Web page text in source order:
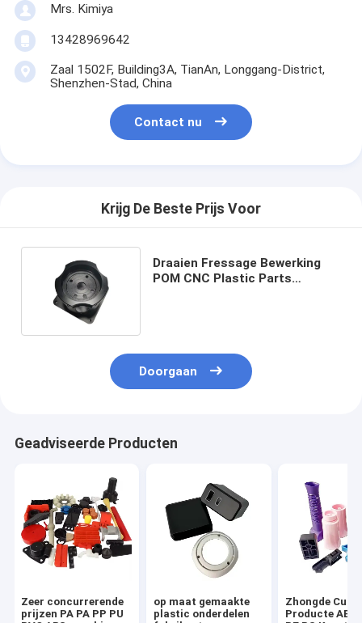
Mrs. Kimiya
13428969642
Zaal 1502F, Building3A, TianAn, Longgang-District,
Shenzhen-Stad, China
Contact nu
Krijg De Beste Prijs Voor
Draaien Fressage Bewerking
POM CNC Plastic Parts
Doorgaan
Geadviseerde Producten
Zeer concurrerende
prijzen PA PA PP PU
op maat gemaakte
plastic onderdelen
Zhongde
Producte ABS